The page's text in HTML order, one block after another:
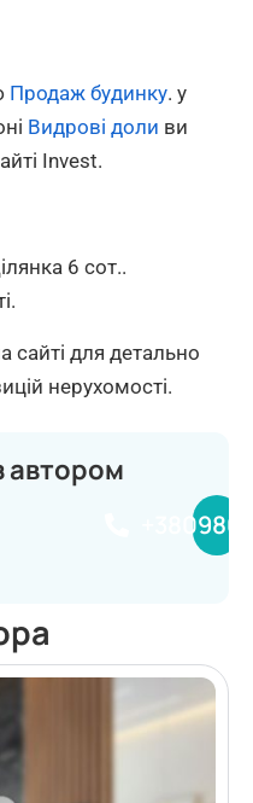
Продаж будинку. у
Видрові доли ви
Invest.
6 сот..
сайті для детально
нерухомості.
автором